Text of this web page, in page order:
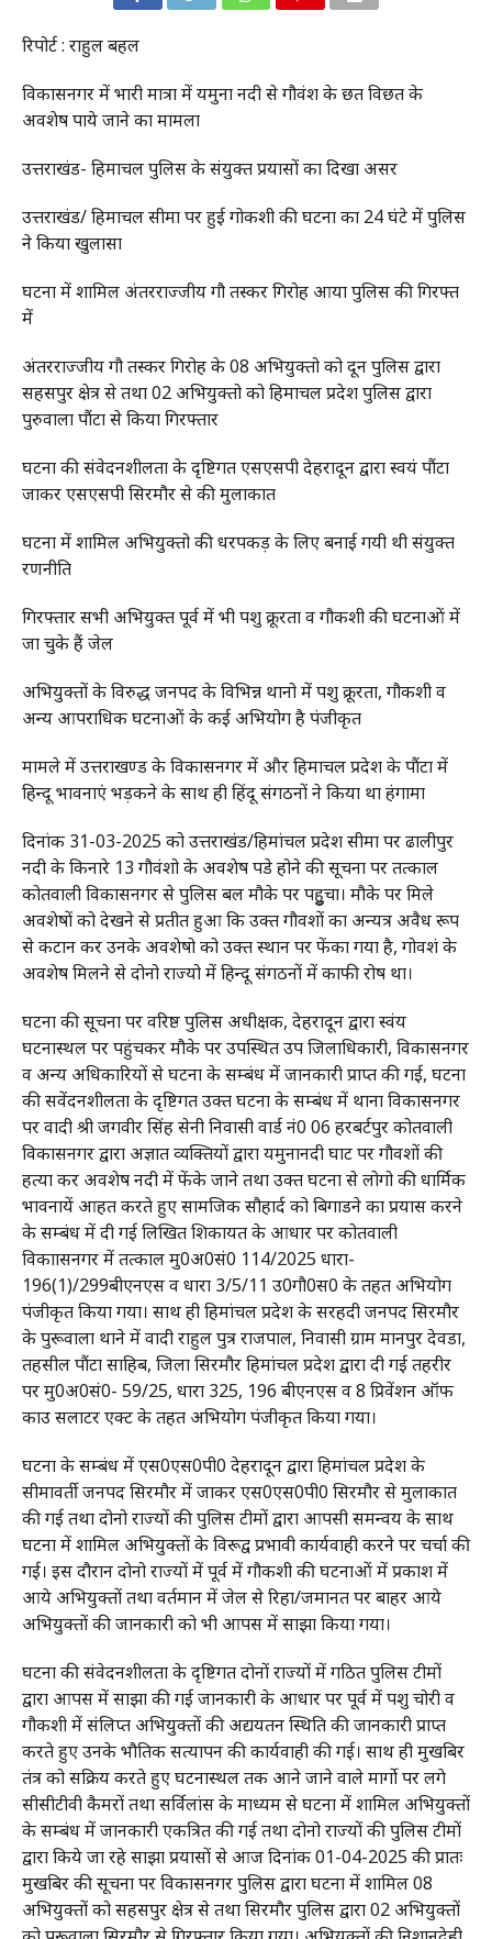
रिपोर्ट : राहुल बहल
विकासनगर में भारी मात्रा में यमुना नदी से गौवंश के छत विछत के
अवशेष पाये जाने का मामला
उत्तराखंड- हिमाचल पुलिस के संयुक्त प्रयासों का दिखा असर
उत्तराखंड/ हिमाचल सीमा पर हुई गोकशी की घटना का 24 घंटे में पुलिस
ने किया खुलासा
घटना में शामिल अंतरराज्जीय गौ तस्कर गिरोह आया पुलिस की गिरफ्त
में
अंतरराज्जीय गौ तस्कर गिरोह के 08 अभियुक्तो को दून पुलिस द्वारा
सहसपुर क्षेत्र से तथा 02 अभियुक्तो को हिमाचल प्रदेश पुलिस द्वारा
पुरुवाला पौंटा से किया गिरफ्तार
घटना की संवेदनशीलता के दृष्टिगत एसएसपी देहरादून द्वारा स्वयं पौंटा
जाकर एसएसपी सिरमौर से की मुलाकात
घटना में शामिल अभियुक्तो की धरपकड़ के लिए बनाई गयी थी संयुक्त
रणनीति
गिरफ्तार सभी अभियुक्त पूर्व में भी पशु क्रूरता व गौकशी की घटनाओं में
जा चुके हैं जेल
अभियुक्तों के विरुद्ध जनपद के विभिन्न थानो में पशु क्रूरता, गौकशी व
अन्य आपराधिक घटनाओं के कई अभियोग है पंजीकृत
मामले में उत्तराखण्ड के विकासनगर में और हिमाचल प्रदेश के पौंटा में
हिन्दू भावनाएं भड़कने‌ के साथ ही हिंदू संगठनों ने किया था हंगामा
दिनांक 31-03-2025 को उत्तराखंड/हिमांचल प्रदेश सीमा पर ढालीपुर
नदी के किनारे 13 गौवंशो के अवशेष पडे होने की सूचना पर तत्काल
कोतवाली विकासनगर से पुलिस बल मौके पर पहुुचा। मौके पर मिले
अवशेषों को देखने से प्रतीत हुआ कि उक्त गौवशों का अन्यत्र अवैध रूप
से कटान कर उनके अवशेषो को उक्त स्थान पर फेंका गया है, गोवशं के
अवशेष मिलने से दोनो राज्यो में हिन्दू संगठनों में काफी रोष था।
घटना की सूचना पर वरिष्ठ पुलिस अधीक्षक, देहरादून द्वारा स्वंय
घटनास्थल पर पहुंचकर मौके पर उपस्थित उप जिलाधिकारी, विकासनगर
व अन्य अधिकारियों से घटना के सम्बंध में जानकारी प्राप्त की गई, घटना
की सवेंदनशीलता के दृष्टिगत उक्त घटना के सम्बंध में थाना विकासनगर
पर वादी श्री जगवीर सिंह सेनी निवासी वार्ड नं0 06 हरबर्टपुर कोतवाली
विकासनगर द्वारा अज्ञात व्यक्तियों द्वारा यमुनानदी घाट पर गौवशों की
हत्या कर अवशेष नदी में फेंके जाने तथा उक्त घटना से लोगो की धार्मिक
भावनायें आहत करते हुए सामजिक सौहार्द को बिगाडने का प्रयास करने
के सम्बंध में दी गई लिखित शिकायत के आधार पर कोतवाली
विकाासनगर में तत्काल मु0अ0सं0 114/2025 धारा-
196(1)/299बीएनएस व धारा 3/5/11 उ0गौ0स0 के तहत अभियोग
पंजीकृत किया गया। साथ ही हिमांचल प्रदेश के सरहदी जनपद सिरमौर
के पुरूवाला थाने में वादी राहुल पुत्र राजपाल, निवासी ग्राम मानपुर देवडा,
तहसील पौंटा साहिब, जिला सिरमौर हिमांचल प्रदेश द्वारा दी गई तहरीर
पर मु0अ0सं0- 59/25, धारा 325, 196 बीएनएस व 8 प्रिवेंशन ऑफ
काउ सलाटर एक्ट के तहत अभियोग पंजीकृत किया गया।
घटना के सम्बंध में एस0एस0पी0 देहरादून द्वारा हिमांचल प्रदेश के
सीमावर्ती जनपद सिरमौर में जाकर एस0एस0पी0 सिरमौर से मुलाकात
की गई तथा दोनो राज्यों की पुलिस टीमों द्वारा आपसी समन्वय के साथ
घटना में शामिल अभियुक्तों के विरूद्व प्रभावी कार्यवाही करने पर चर्चा की
गई। इस दौरान दोनो राज्यों में पूर्व में गौकशी की घटनाओं में प्रकाश में
आये अभियुक्तों तथा वर्तमान में जेल से रिहा/जमानत पर बाहर आये
अभियुक्तों की जानकारी को भी आपस में साझा किया गया।
घटना की संवेदनशीलता के दृष्टिगत दोनों राज्यों में गठित पुलिस टीमों
द्वारा आपस में साझा की गई जानकारी के आधार पर पूर्व में पशु चोरी व
गौकशी में संलिप्त अभियुक्तों की अद्ययतन स्थिति की जानकारी प्राप्त
करते हुए उनके भौतिक सत्यापन की कार्यवाही की गई। साथ ही मुखबिर
तंत्र को सक्रिय करते हुए घटनास्थल तक आने जाने वाले मार्गो पर लगे
सीसीटीवी कैमरों तथा सर्विलांस के माध्यम से घटना में शामिल अभियुक्तों
के सम्बंध में जानकारी एकत्रित की गई तथा दोनो राज्यों की पुलिस टीमों
द्वारा किये जा रहे साझा प्रयासों से आज दिनांक 01-04-2025 की प्रातः
मुखबिर की सूचना पर विकासनगर पुलिस द्वारा घटना में शामिल 08
अभियुक्तों को सहसपुर क्षेत्र से तथा सिरमौर पुलिस द्वारा 02 अभियुक्तों